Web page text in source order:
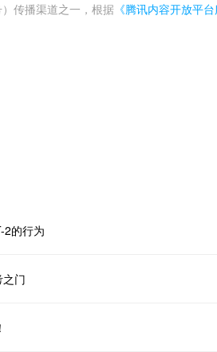
传播渠道之一，根据 《腾讯内容开放平台
2的行为
门